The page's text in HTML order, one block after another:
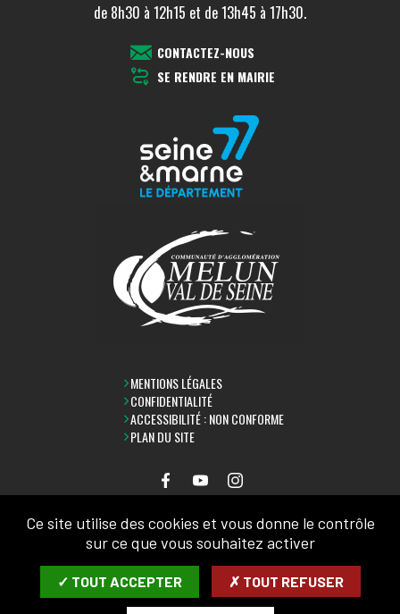
de 8h30 à 12h15 et de 13h45 à 17h30.
CONTACTEZ-NOUS
SE RENDRE EN MAIRIE
MENTIONS LÉGALES
CONFIDENTIALITÉ
ACCESSIBILITÉ : NON CONFORME
PLAN DU SITE
LETTRE D'INFORMATION
SAISIR VOTRE COURRIEL:
Ce site utilise des cookies et vous donne le contrôle
sur ce que vous souhaitez activer
✓ TOUT ACCEPTER ✗ TOUT REFUSER